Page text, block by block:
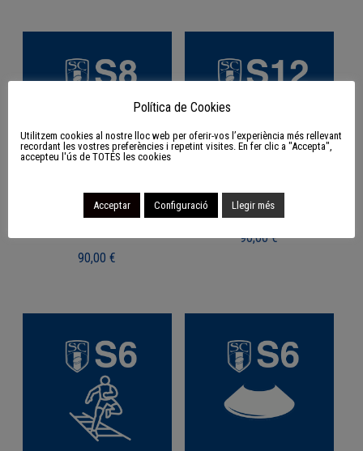
S8 Pack de xoc i
90,00€
S12 Pack d’hidratació
90,00€
Política de Cookies
Utilitzem cookies al nostre lloc web per oferir-vos l’experiència més rellevant
recordant les vostres preferències i repetint visites. En fer clic a "Accepta",
accepteu l'ús de TOTES les cookies
Acceptar Configuració Llegir més